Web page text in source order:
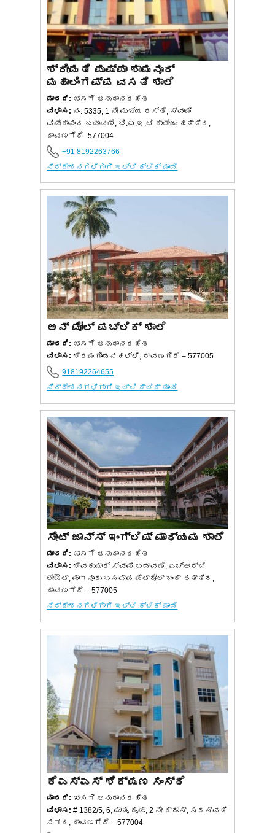
ಶ್ರೀಮತಿ ಪುಷ್ಪಾ ಶಾಮನೂರ್
ಮಹಾಲಿಂಗಪ್ಪ ವಸತಿ ಶಾಲೆ
ಮಾದರಿ: ಖಾಸಗಿ ಅನುದಾನರಹಿತ
ವಿಳಾಸ: ನಂ. 5335, 1 ನೇ ಮುಖ್ಯ ರಸ್ತೆ, ಸ್ವಾಮಿ
ವಿವೇಕಾನಂದ ಬಡಾವಣೆ, ಬಿ.ಐ.ಇ.ಟಿ ಕಾಲೇಜು ಹತ್ತಿರ,
ದಾವಣಗೆರೆ- 577004
+91 8192263766
ನಿರ್ದೇಶನಗಳಿಗಾಗಿ ಇಲ್ಲಿ ಕ್ಲಿಕ್ ಮಾಡಿ
ಅನ್ ಮೋಲ್ ಪಬ್ಲಿಕ್ ಶಾಲೆ
ಮಾದರಿ: ಖಾಸಗಿ ಅನುದಾನರಹಿತ
ವಿಳಾಸ: ಶಿರಮಗೊಂಡನಹಳ್ಳಿ, ದಾವಣಗೆರೆ – 577005
918192264655
ನಿರ್ದೇಶನಗಳಿಗಾಗಿ ಇಲ್ಲಿ ಕ್ಲಿಕ್ ಮಾಡಿ
ಸೇಂಟ್ ಜಾನ್ಸ್ ಇಂಗ್ಲಿಷ್ ಮಾಧ್ಯಮ ಶಾಲೆ
ಮಾದರಿ: ಖಾಸಗಿ ಅನುದಾನರಹಿತ
ವಿಳಾಸ: ಶಿವಕುಮಾರ್ ಸ್ವಾಮಿ ಬಡಾವಣೆ, ಎಚ್‌ಆರ್‌ಬಿ
ಲೇಔಟ್, ಮಾಗನೂರು ಬಸಪ್ಪ ಪೆಟ್ರೋಲ್ ಬಂಕ್ ಹತ್ತಿರ,
ದಾವಣಗೆರೆ – 577005
ನಿರ್ದೇಶನಗಳಿಗಾಗಿ ಇಲ್ಲಿ ಕ್ಲಿಕ್ ಮಾಡಿ
ಕೆಎಸ್ಎಸ್ ಶಿಕ್ಷಣ ಸಂಸ್ಥೆ
ಮಾದರಿ: ಖಾಸಗಿ ಅನುದಾನರಹಿತ
ವಿಳಾಸ: # 1382/5, 6, ಮಾತೃ ಕೃಪಾ, 2 ನೇ ಕ್ರಾಸ್, ಸರಸ್ವತಿ
ನಗರ, ದಾವಣಗೆರೆ – 577004